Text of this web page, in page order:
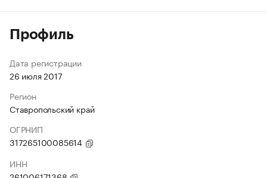
Профиль
Дата регистрации
26 июля 2017
Регион
Ставропольский край
ОГРНИП
317265100085614
ИНН